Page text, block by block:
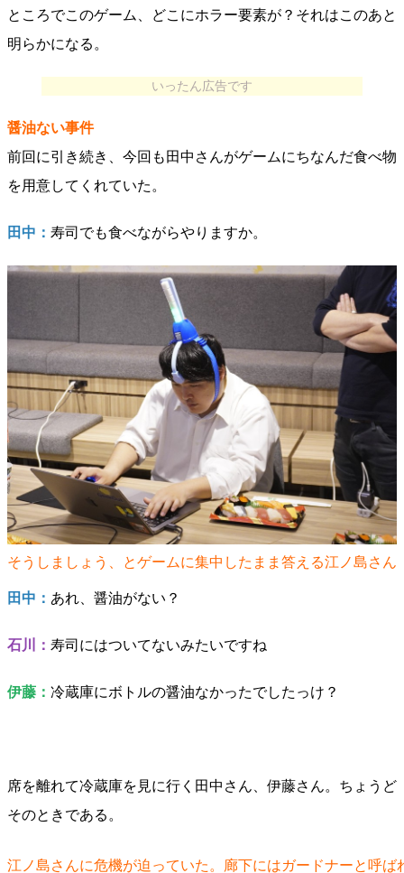
ところでこのゲーム、どこにホラー要素が？それはこのあと
明らかになる。
いったん広告です
醤油ない事件
前回に引き続き、今回も田中さんがゲームにちなんだ食べ物
を用意してくれていた。
田中： 寿司でも食べながらやりますか。
そうしましょう、とゲームに集中したまま答える江ノ島さん
田中： あれ、醤油がない？
石川： 寿司にはついてないみたいですね
伊藤： 冷蔵庫にボトルの醤油なかったでしたっけ？
席を離れて冷蔵庫を見に行く田中さん、伊藤さん。ちょうど
そのときである。
江ノ島さんに危機が迫っていた。廊下にはガードナーと呼